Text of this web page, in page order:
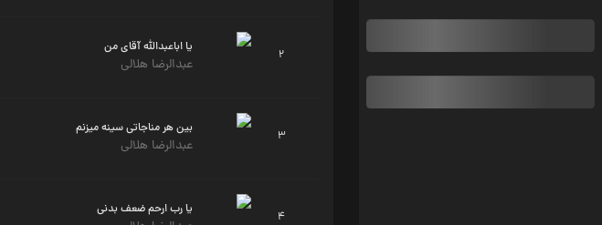
2 یا اباعبدالله آقای من
عبدالرضا هلالی
3 بین هر مناجاتی سینه میزنم
عبدالرضا هلالی
4 یا رب ارحم ضعف بدنی